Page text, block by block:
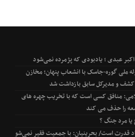
اکبر عبدی ؛ یادبودی که پژمرده نمی‌شود
ملی گوره-جاسک با انشعاب پنهان؛ مخازن
و مدیرکل سابق بازداشت شد
منافق کسی است که با تخریب چهره های
را حذف می کند
یا مرد جنگ ؟
قدرت است/ بحرینیان: با جمعیت فقیر نمی‌شود